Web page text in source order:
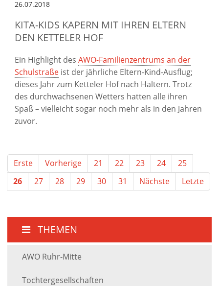
26.07.2018
KITA-KIDS KAPERN MIT IHREN ELTERN
DEN KETTELER HOF
Ein Highlight des AWO-Familienzentrums an der
Schulstraße ist der jährliche Eltern-Kind-Ausflug;
dieses Jahr zum Ketteler Hof nach Haltern. Trotz
des durchwachsenen Wetters hatten alle ihren
Spaß – vielleicht sogar noch mehr als in den Jahren
zuvor.
Erste Vorherige 21 22 23 24
25
26
27 28 29 30 31 Nächste Letzte
THEMEN
AWO Ruhr-Mitte
Tochtergesellschaften